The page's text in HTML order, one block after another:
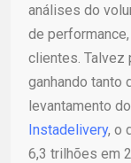
análises do
de
clientes. Talvez
ganhando tanto
levantamento do
Instadelivery, o
6,3 trilhões em